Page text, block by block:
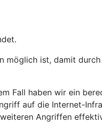
möglich ist, damit
Fall haben wir ein
auf die Internet-
Angriffen